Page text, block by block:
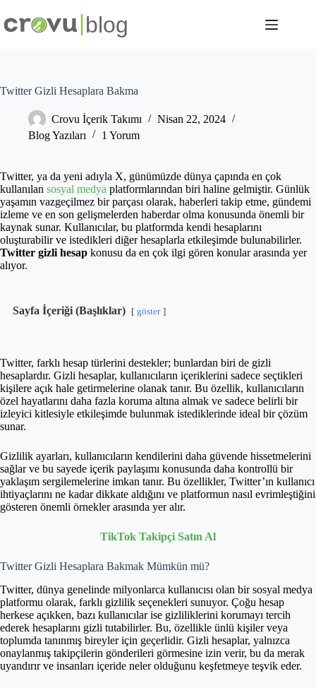
to
content
Twitter Gizli Hesaplara Bakma
Crovu İçerik Takımı
Nisan 22, 2024
Blog Yazıları
1 Yorum
Twitter, ya da yeni adıyla X, günümüzde dünya çapında en çok
kullanılan sosyal medya platformlarından biri haline gelmiştir. Günlük
yaşamın vazgeçilmez bir parçası olarak, haberleri takip etme, gündemi
izleme ve en son gelişmelerden haberdar olma konusunda önemli bir
kaynak sunar. Kullanıcılar, bu platformda kendi hesaplarını
oluşturabilir ve istedikleri diğer hesaplarla etkileşimde bulunabilirler.
Twitter gizli hesap konusu da en çok ilgi gören konular arasında yer
alıyor.
Sayfa İçeriği (Başlıklar) göster
Twitter, farklı hesap türlerini destekler; bunlardan biri de gizli
hesaplardır. Gizli hesaplar, kullanıcıların içeriklerini sadece seçtikleri
kişilere açık hale getirmelerine olanak tanır. Bu özellik, kullanıcıların
özel hayatlarını daha fazla koruma altına almak ve sadece belirli bir
izleyici kitlesiyle etkileşimde bulunmak istediklerinde ideal bir çözüm
sunar.
Gizlilik ayarları, kullanıcıların kendilerini daha güvende hissetmelerini
sağlar ve bu sayede içerik paylaşımı konusunda daha kontrollü bir
yaklaşım sergilemelerine imkan tanır. Bu özellikler, Twitter’ın kullanıcı
ihtiyaçlarını ne kadar dikkate aldığını ve platformun nasıl evrimleştiğini
gösteren önemli örnekler arasında yer alır.
TikTok Takipçi Satın Al
Twitter Gizli Hesaplara Bakmak Mümkün mü?
Twitter, dünya genelinde milyonlarca kullanıcısı olan bir sosyal medya
platformu olarak, farklı gizlilik seçenekleri sunuyor. Çoğu hesap
herkese açıkken, bazı kullanıcılar ise gizliliklerini korumayı tercih
ederek hesaplarını gizli tutabilirler. Bu, özellikle ünlü kişiler veya
toplumda tanınmış bireyler için geçerlidir. Gizli hesaplar, yalnızca
onaylanmış takipçilerin gönderileri görmesine izin verir, bu da merak
uyandırır ve insanları içeride neler olduğunu keşfetmeye teşvik eder.